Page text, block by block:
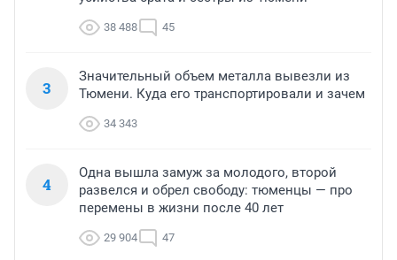
38 488 45
3
Значительный объем металла вывезли из
Тюмени. Куда его транспортировали и зачем
34 343
4
Одна вышла замуж за молодого, второй
развелся и обрел свободу: тюменцы — про
перемены в жизни после 40 лет
29 904 47